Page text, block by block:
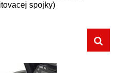
spojky)